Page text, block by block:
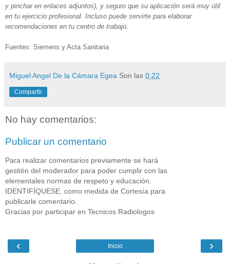
y pinchar en enlaces adjuntos), y seguro que su aplicación será muy útil
en tu ejercicio profesional. Incluso puede servirte para elaborar
recomendaciones en tu centro de trabajo.
Fuentes: Siemens y Acta Sanitaria
Miguel Angel De la Cámara Egea Son las 0:22
Compartir
No hay comentarios:
Publicar un comentario
Para realizar comentarios previamente se hará
gestión del moderador para poder cumplir con las
elementales normas de respeto y educación.
IDENTIFÍQUESE, como medida de Cortesía para
publicarle comentario.
Gracias por participar en Tecnicos Radiologos
‹ ›
Inicio